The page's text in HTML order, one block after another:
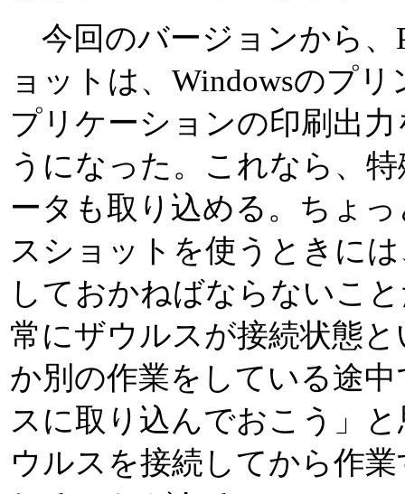
今回のバージョンから、
ョットは、Windowsのプ
プリケーションの印刷出
うになった。これなら、
ータも取り込める。ちょ
スショットを使うときに
しておかねばならないこ
常にザウルスが接続状態
か別の作業をしている途
スに取り込んでおこう」
ウルスを接続してから作